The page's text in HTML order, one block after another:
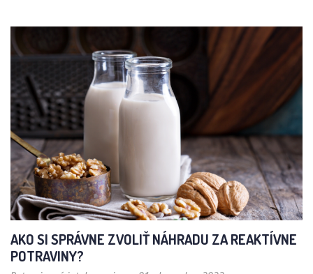
AKO SI SPRÁVNE ZVOLIŤ NÁHRADU ZA REAKTÍVNE
POTRAVINY?